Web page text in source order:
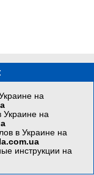
на
Украине на
в Украине на
инструкции на